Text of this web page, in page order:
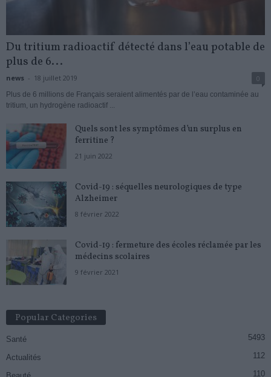
Du tritium radioactif détecté dans l’eau potable de
plus de 6...
news - 18 juillet 2019 0
Plus de 6 millions de Français seraient alimentés par de l’eau contaminée au
tritium, un hydrogène radioactif ...
Quels sont les symptômes d’un surplus en
ferritine ?
21 juin 2022
Covid-19 : séquelles neurologiques de type
Alzheimer
8 février 2022
Covid-19 : fermeture des écoles réclamée par les
médecins scolaires
9 février 2021
Popular Categories
Santé 5493
Actualités 112
110